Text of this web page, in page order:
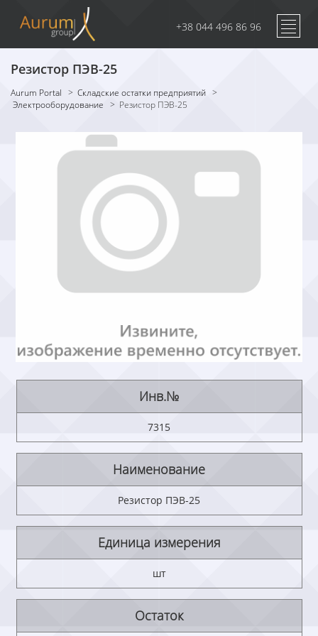
+38 044 496 86 96
Резистор ПЭВ-25
Aurum Portal > Складские остатки предприятий >
Электрооборудование > Резистор ПЭВ-25
Инв.№
7315
Наименование
Резистор ПЭВ-25
Единица измерения
шт
Остаток